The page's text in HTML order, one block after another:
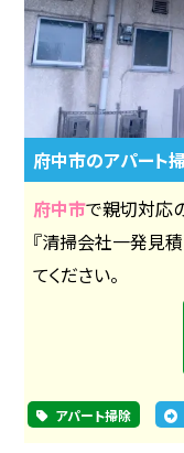
府中市のアパー
府中市で親切対応
『清掃会社一発見
てください。
アパート掃除